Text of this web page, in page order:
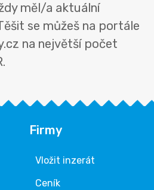
měl/a aktuální
se můžeš na portále
na největší počet
Firmy
Vložit inzerát
Ceník